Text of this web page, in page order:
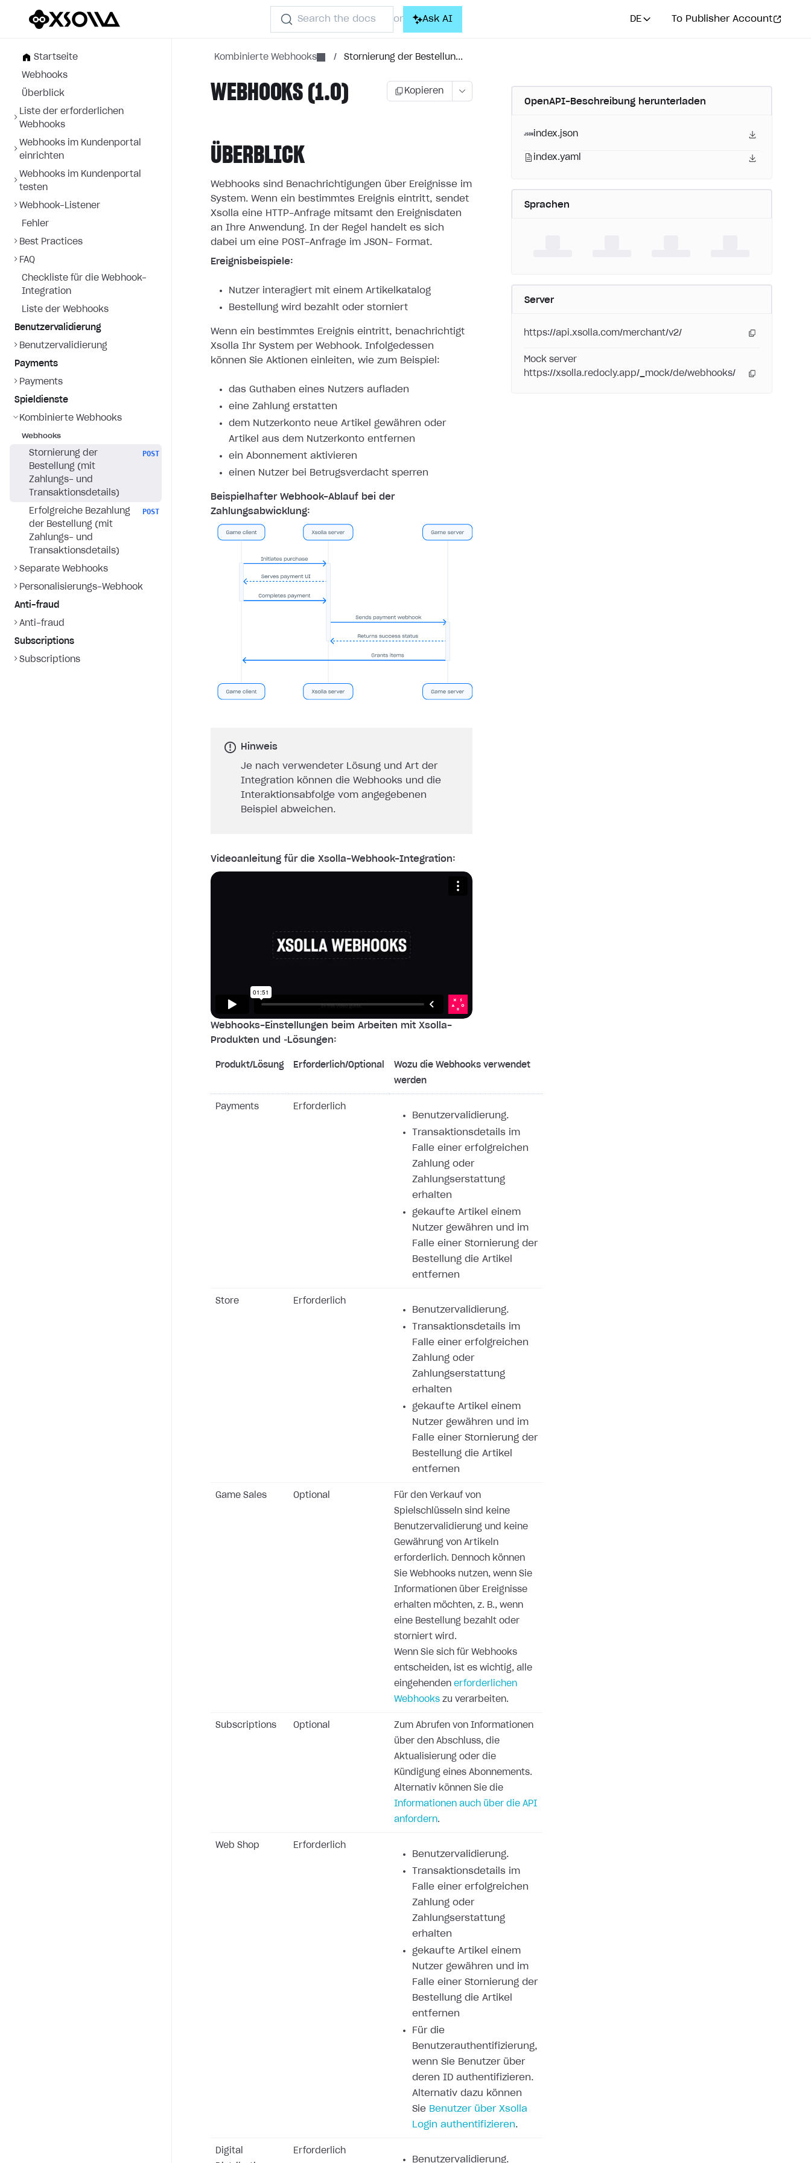
Search the docs or Ask AI DE To Publisher Account
Startseite
Webhooks
Überblick
Liste der erforderlichen
Webhooks
Webhooks im Kundenportal
einrichten
Webhooks im Kundenportal
testen
Webhook-Listener
Fehler
Best Practices
FAQ
Checkliste für die Webhook-
Integration
Liste der Webhooks
Benutzervalidierung
Benutzervalidierung
Payments
Payments
Spieldienste
Kombinierte Webhooks
Webhooks
Stornierung der
Bestellung (mit
Zahlungs- und
Transaktionsdetails)
POST
Erfolgreiche Bezahlung
der Bestellung (mit
Zahlungs- und
Transaktionsdetails)
POST
Separate Webhooks
Personalisierungs-Webhook
Anti-fraud
Anti-fraud
Subscriptions
Subscriptions
Kombinierte Webhooks / Stornierung der Bestellun...
WEBHOOKS (1.0) Kopieren
ÜBERBLICK
Webhooks sind Benachrichtigungen über Ereignisse im
System. Wenn ein bestimmtes Ereignis eintritt, sendet
Xsolla eine HTTP-Anfrage mitsamt den Ereignisdaten
an Ihre Anwendung. In der Regel handelt es sich
dabei um eine POST-Anfrage im JSON- Format.
Ereignisbeispiele:
Nutzer interagiert mit einem Artikelkatalog
Bestellung wird bezahlt oder storniert
Wenn ein bestimmtes Ereignis eintritt, benachrichtigt
Xsolla Ihr System per Webhook. Infolgedessen
können Sie Aktionen einleiten, wie zum Beispiel:
das Guthaben eines Nutzers aufladen
eine Zahlung erstatten
dem Nutzerkonto neue Artikel gewähren oder
Artikel aus dem Nutzerkonto entfernen
ein Abonnement aktivieren
einen Nutzer bei Betrugsverdacht sperren
Beispielhafter Webhook-Ablauf bei der
Zahlungsabwicklung:
Hinweis
Je nach verwendeter Lösung und Art der
Integration können die Webhooks und die
Interaktionsabfolge vom angegebenen
Beispiel abweichen.
Videoanleitung für die Xsolla-Webhook-Integration:
Webhooks-Einstellungen beim Arbeiten mit Xsolla-
Produkten und ‑Lösungen:
Produkt/Lösung Erforderlich/Optional
Wozu die Webhooks verwendet
werden
Payments Erforderlich
Benutzervalidierung.
Transaktionsdetails im
Falle einer erfolgreichen
Zahlung oder
Zahlungserstattung
erhalten
gekaufte Artikel einem
Nutzer gewähren und im
Falle einer Stornierung der
Bestellung die Artikel
entfernen
Store Erforderlich
Benutzervalidierung.
Transaktionsdetails im
Falle einer erfolgreichen
Zahlung oder
Zahlungserstattung
erhalten
gekaufte Artikel einem
Nutzer gewähren und im
Falle einer Stornierung der
Bestellung die Artikel
entfernen
Game Sales Optional
Für den Verkauf von
Spielschlüsseln sind keine
Benutzervalidierung und keine
Gewährung von Artikeln
erforderlich. Dennoch können
Sie Webhooks nutzen, wenn Sie
Informationen über Ereignisse
erhalten möchten, z. B., wenn
eine Bestellung bezahlt oder
storniert wird.
Wenn Sie sich für Webhooks
entscheiden, ist es wichtig, alle
eingehenden erforderlichen
Webhooks zu verarbeiten.
Subscriptions Optional
Zum Abrufen von Informationen
über den Abschluss, die
Aktualisierung oder die
Kündigung eines Abonnements.
Alternativ können Sie die
Informationen auch über die API
anfordern.
Web Shop Erforderlich
Benutzervalidierung.
Transaktionsdetails im
Falle einer erfolgreichen
Zahlung oder
Zahlungserstattung
erhalten
gekaufte Artikel einem
Nutzer gewähren und im
Falle einer Stornierung der
Bestellung die Artikel
entfernen
Für die
Benutzerauthentifizierung,
wenn Sie Benutzer über
deren ID authentifizieren.
Alternativ dazu können
Sie Benutzer über Xsolla
Login authentifizieren.
Digital
Erforderlich
Benutzervalidierung.
OpenAPI-Beschreibung herunterladen
index.json
index.yaml
Sprachen
Server
https://api.xsolla.com/merchant/v2/
Mock server
https://xsolla.redocly.app/_mock/de/webhooks/